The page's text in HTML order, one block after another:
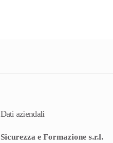
Dati aziendali
Sicurezza e Formazione s.r.l.